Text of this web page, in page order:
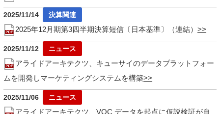
2025/11/14
2025年12月期第3四半期決算短信〔日本基準〕（連結）
2025/11/12
アライドアーキテクツ、キューサイのデータプラットフォー
ムを開発しマーケティングシステムを構築
2025/11/06
アライドアーキテクツ、VOC データを起点に仮説検証が自